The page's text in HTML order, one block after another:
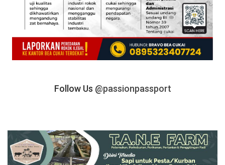
Follow Us @passionpassport